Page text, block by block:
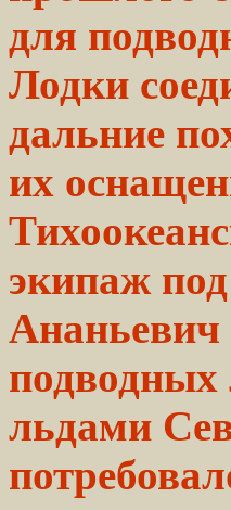
для
Лодки
дальние
их
экипаж
подводных
льдами